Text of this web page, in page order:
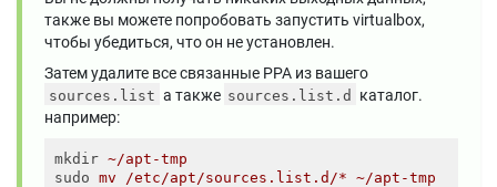
также вы можете попробовать запустить virtualbox,
чтобы убедиться, что он не установлен.
Затем удалите все связанные PPA из вашего
sources.list а также sources.list.d
каталог.
например:
mkdir ~/apt-tmp
sudo
mv /etc/apt/sources.list.d/* ~/apt-tmp